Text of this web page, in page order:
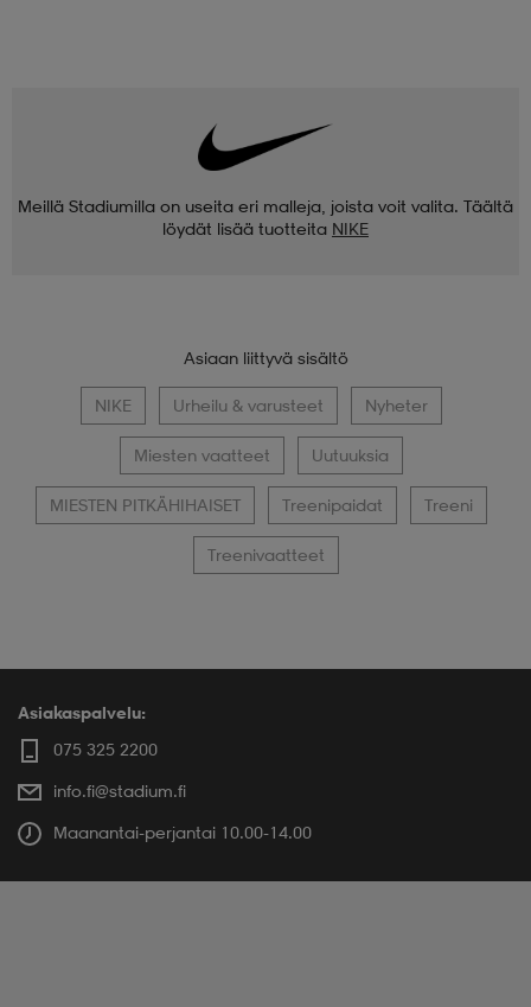
Meillä Stadiumilla on useita eri malleja, joista voit valita. Täältä
löydät lisää tuotteita NIKE
Asiaan liittyvä sisältö
NIKE Urheilu & varusteet Nyheter
Miesten vaatteet Uutuuksia
MIESTEN PITKÄHIHAISET Treenipaidat Treeni
Treenivaatteet
Asiakaspalvelu:
075 325 2200
info.fi@stadium.fi
Maanantai-perjantai 10.00-14.00